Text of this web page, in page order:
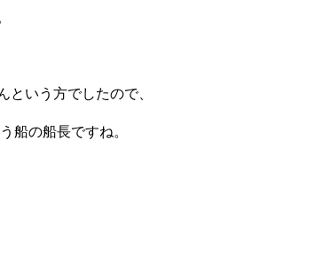
という方でしたので、
船の船長ですね。